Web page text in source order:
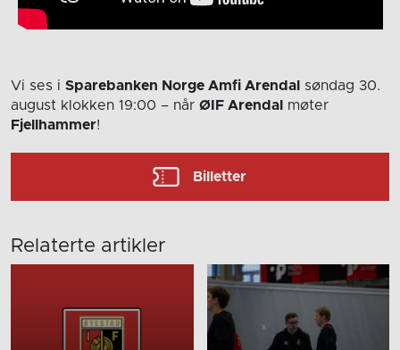
Vi ses i Sparebanken Norge Amfi Arendal
søndag 30.
august klokken 19:00 – når ØIF Arendal
møter
Fjellhammer!
Billetter
Relaterte artikler